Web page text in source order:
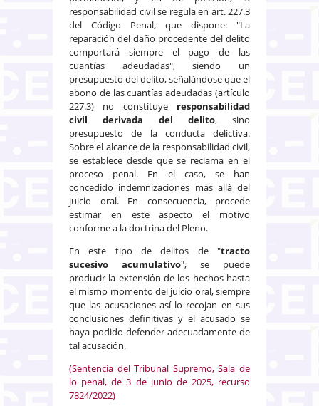
responsabilidad civil se regula en art. 227.3
del Código Penal, que dispone: "La
reparación del daño procedente del delito
comportará siempre el pago de las
cuantías adeudadas", siendo un
presupuesto del delito, señalándose que el
abono de las cuantías adeudadas (artículo
227.3) no constituye responsabilidad
civil derivada del delito, sino
presupuesto de la conducta delictiva.
Sobre el alcance de la responsabilidad civil,
se establece desde que se reclama en el
proceso penal. En el caso, se han
concedido indemnizaciones más allá del
juicio oral. En consecuencia, procede
estimar en este aspecto el motivo
conforme a la doctrina del Pleno.
En este tipo de delitos de "tracto
sucesivo acumulativo", se puede
producir la extensión de los hechos hasta
el mismo momento del juicio oral, siempre
que las acusaciones así lo recojan en sus
conclusiones definitivas y el acusado se
haya podido defender adecuadamente de
tal acusación.
(Sentencia del Tribunal Supremo, Sala de
lo penal, de 3 de junio de 2025, recurso
7824/2022)